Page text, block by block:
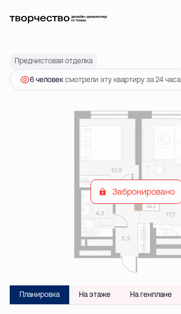
1-комнатная38.2 м
Предчистовая отделка
6 человек смотрели эту квартиру за 24 часа
Забронировано
Планировка На этаже На генплане